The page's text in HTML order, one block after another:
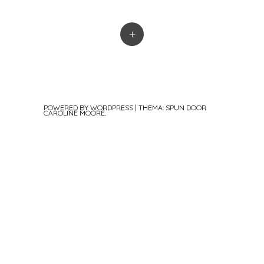
+
POWERED BY WORDPRESS | THEMA: SPUN DOOR
CAROLINE MOORE